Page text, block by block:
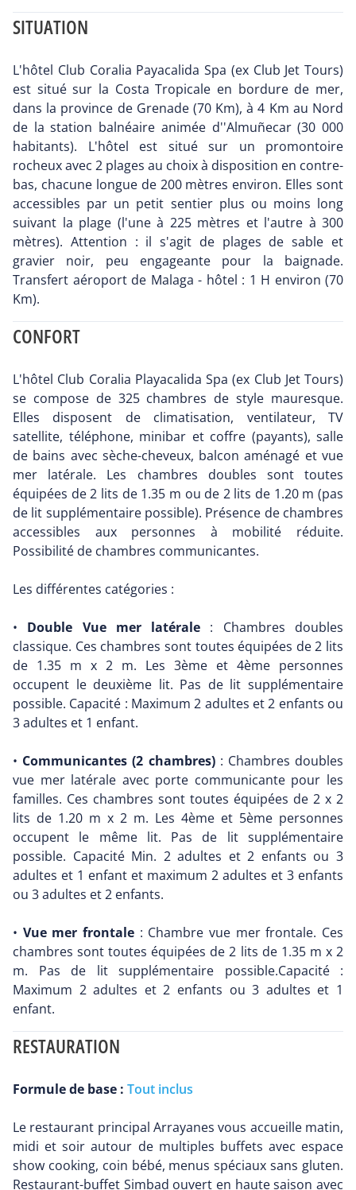
SITUATION
L'hôtel Club Coralia Payacalida Spa (ex Club Jet Tours)
est situé sur la Costa Tropicale en bordure de mer,
dans la province de Grenade (70 Km), à 4 Km au Nord
de la station balnéaire animée d''Almuñecar (30 000
habitants). L'hôtel est situé sur un promontoire
rocheux avec 2 plages au choix à disposition en contre-
bas, chacune longue de 200 mètres environ. Elles sont
accessibles par un petit sentier plus ou moins long
suivant la plage (l'une à 225 mètres et l'autre à 300
mètres). Attention : il s'agit de plages de sable et
gravier noir, peu engageante pour la baignade.
Transfert aéroport de Malaga - hôtel : 1 H environ (70
Km).
CONFORT
L'hôtel Club Coralia Playacalida Spa (ex Club Jet Tours)
se compose de 325 chambres de style mauresque.
Elles disposent de climatisation, ventilateur, TV
satellite, téléphone, minibar et coffre (payants), salle
de bains avec sèche-cheveux, balcon aménagé et vue
mer latérale. Les chambres doubles sont toutes
équipées de 2 lits de 1.35 m ou de 2 lits de 1.20 m (pas
de lit supplémentaire possible). Présence de chambres
accessibles aux personnes à mobilité réduite.
Possibilité de chambres communicantes.
Les différentes catégories :
• Double Vue mer latérale : Chambres doubles
classique. Ces chambres sont toutes équipées de 2 lits
de 1.35 m x 2 m. Les 3ème et 4ème personnes
occupent le deuxième lit. Pas de lit supplémentaire
possible. Capacité : Maximum 2 adultes et 2 enfants ou
3 adultes et 1 enfant.
• Communicantes (2 chambres): Chambres doubles
vue mer latérale avec porte communicante pour les
familles. Ces chambres sont toutes équipées de 2 x 2
lits de 1.20 m x 2 m. Les 4ème et 5ème personnes
occupent le même lit. Pas de lit supplémentaire
possible. Capacité Min. 2 adultes et 2 enfants ou 3
adultes et 1 enfant et maximum 2 adultes et 3 enfants
ou 3 adultes et 2 enfants.
• Vue mer frontale : Chambre vue mer frontale. Ces
chambres sont toutes équipées de 2 lits de 1.35 m x 2
m. Pas de lit supplémentaire possible.Capacité :
Maximum 2 adultes et 2 enfants ou 3 adultes et 1
enfant.
RESTAURATION
Formule de base : Tout inclus
Le restaurant principal Arrayanes vous accueille matin,
midi et soir autour de multiples buffets avec espace
show cooking, coin bébé, menus spéciaux sans gluten.
Restaurant-buffet Simbad ouvert en haute saison avec